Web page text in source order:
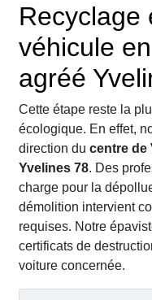
Recyclage
véhicule
agréé
Cette étape reste la
écologique. En effet,
direction du centre de
Yvelines 78. Des
charge pour la
démolition intervient
requises. Notre
certificats de
voiture concernée.